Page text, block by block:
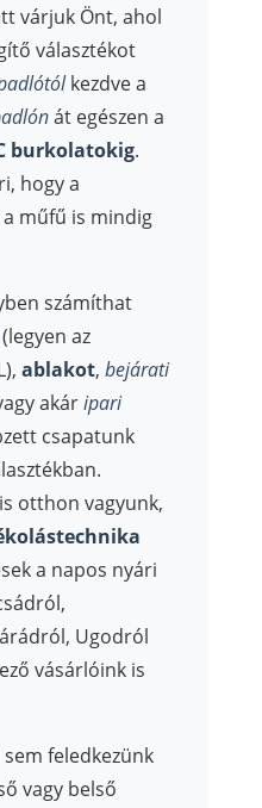
várjuk Önt, ahol
választékot
kezdve a
át egészen a
burkolatokig.
hogy a
műfű is mindig
számíthat
az
ablakot, bejárati
akáripari
csapatunk
otthon vagyunk,
a napos nyári
Ugodról
vásárlóink is
feledkezünk
vagy belső